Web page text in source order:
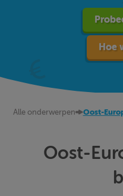
Hoe
Alle onderwerpen Oost-
Oost-